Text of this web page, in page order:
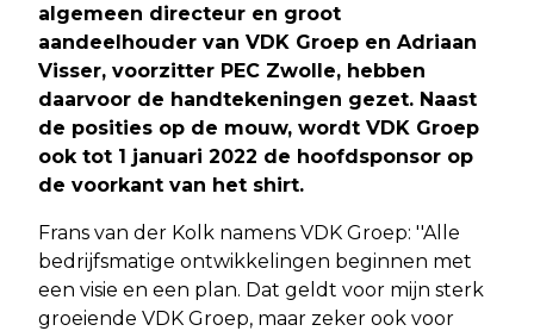
algemeen directeur en groot
aandeelhouder van VDK Groep en Adriaan
Visser, voorzitter PEC Zwolle, hebben
daarvoor de handtekeningen gezet. Naast
de posities op de mouw, wordt VDK Groep
ook tot 1 januari 2022 de hoofdsponsor op
de voorkant van het shirt.
Frans van der Kolk namens VDK Groep: ''Alle
bedrijfsmatige ontwikkelingen beginnen met
een visie en een plan. Dat geldt voor mijn sterk
groeiende VDK Groep, maar zeker ook voor